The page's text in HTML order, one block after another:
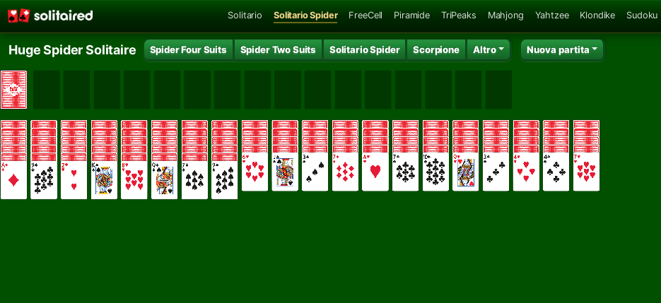
Solitario Solitario Spider FreeCell Piramide TriPeaks Mahjong Yahtzee Klondike Sudoku
Huge Spider Solitaire Spider Four Suits Spider Two Suits Solitario Spider Scorpione Altro Nuova partita